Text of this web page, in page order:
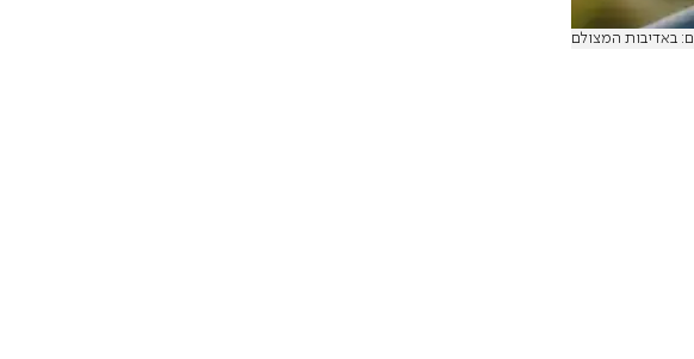
באדיבות המצולם